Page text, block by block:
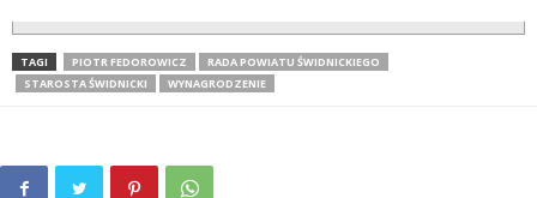
TAGI PIOTR FEDOROWICZ
RADA POWIATU ŚWIDNICKIEGO
STAROSTA ŚWIDNICKI
WYNAGRODZENIE